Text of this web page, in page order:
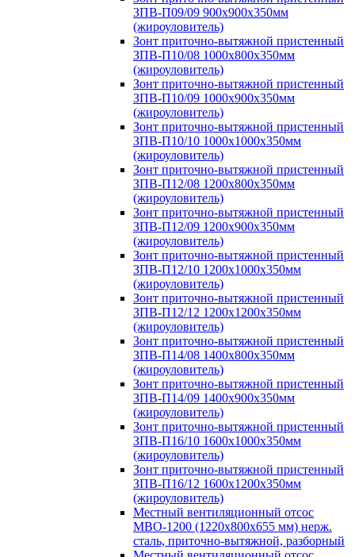
ЗПВ-П09/09 900х900х350мм
(жироуловитель)
Зонт приточно-вытяжной пристенный
ЗПВ-П10/08 1000х800х350мм
(жироуловитель)
Зонт приточно-вытяжной пристенный
ЗПВ-П10/09 1000х900х350мм
(жироуловитель)
Зонт приточно-вытяжной пристенный
ЗПВ-П10/10 1000х1000х350мм
(жироуловитель)
Зонт приточно-вытяжной пристенный
ЗПВ-П12/08 1200х800х350мм
(жироуловитель)
Зонт приточно-вытяжной пристенный
ЗПВ-П12/09 1200х900х350мм
(жироуловитель)
Зонт приточно-вытяжной пристенный
ЗПВ-П12/10 1200х1000х350мм
(жироуловитель)
Зонт приточно-вытяжной пристенный
ЗПВ-П12/12 1200х1200х350мм
(жироуловитель)
Зонт приточно-вытяжной пристенный
ЗПВ-П14/08 1400х800х350мм
(жироуловитель)
Зонт приточно-вытяжной пристенный
ЗПВ-П14/09 1400х900х350мм
(жироуловитель)
Зонт приточно-вытяжной пристенный
ЗПВ-П16/10 1600х1000х350мм
(жироуловитель)
Зонт приточно-вытяжной пристенный
ЗПВ-П16/12 1600х1200х350мм
(жироуловитель)
Местный вентиляционный отсос
МВО-1200 (1220х800х655 мм) нерж.
сталь, приточно-вытяжной, разборный